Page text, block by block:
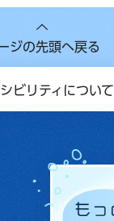
ジの先頭へ戻る
ビリティについて